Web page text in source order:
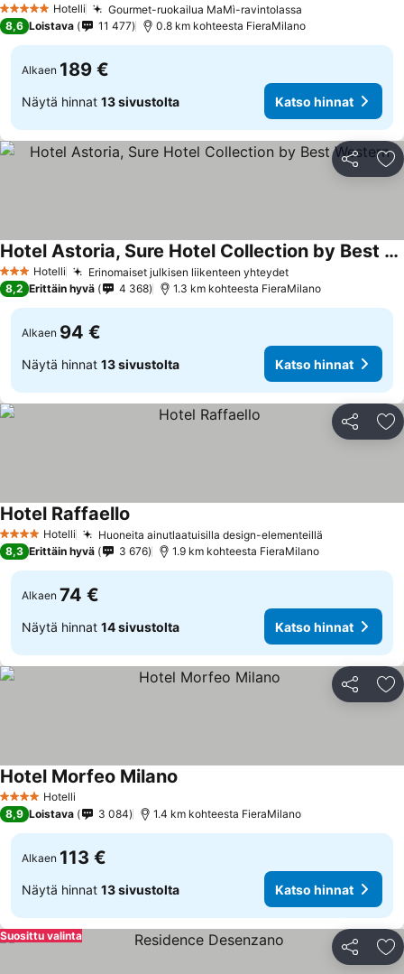
5 Tähtiluokitus
Hotelli Gourmet-ruokailua MaMì-ravintolassa
8,6 Loistava 11 477 0.8 km kohteesta FieraMilano
Alkaen 189 €
Näytä hinnat 13 sivustolta Katso hinnat
Jaa
3 Tähtiluokitus
Hotelli Erinomaiset julkisen liikenteen yhteydet
Hotel Astoria, Sure Hotel Collection by Best Western
8,2 Erittäin hyvä 4 368 1.3 km kohteesta FieraMilano
Alkaen 94 €
Näytä hinnat 13 sivustolta Katso hinnat
Jaa
4 Tähtiluokitus
Hotelli Huoneita ainutlaatuisilla design-elementeillä
Hotel Raffaello
8,3 Erittäin hyvä 3 676 1.9 km kohteesta FieraMilano
Alkaen 74 €
Näytä hinnat 14 sivustolta Katso hinnat
Jaa
4 Tähtiluokitus
Hotelli
Hotel Morfeo Milano
8,9 Loistava 3 084 1.4 km kohteesta FieraMilano
Alkaen 113 €
Näytä hinnat 13 sivustolta Katso hinnat
Jaa
Suosittu valinta